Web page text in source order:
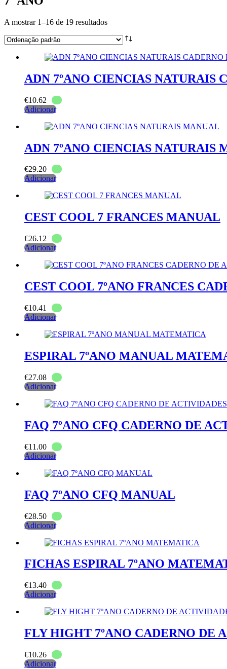
A mostrar 1–16 de 19 resultados
ADN 7ºANO CIENCIAS NATURAIS
€10.62
Adicionar
ADN 7ºANO CIENCIAS NATURAIS
€29.20
Adicionar
CEST COOL 7 FRANCES MANUAL
€26.12
Adicionar
CEST COOL 7ºANO FRANCES
€10.41
Adicionar
ESPIRAL 7ºANO MANUAL
€27.08
Adicionar
FAQ 7ºANO CFQ CADERNO DE
€11.00
Adicionar
FAQ 7ºANO CFQ MANUAL
€28.50
Adicionar
FICHAS ESPIRAL 7ºANO
€13.40
Adicionar
FLY HIGHT 7ºANO CADERNO DE
€10.26
Adicionar